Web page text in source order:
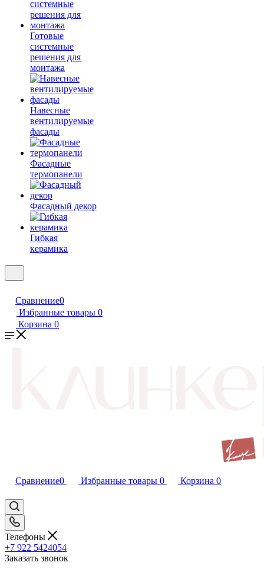
Готовые
системные
решения для
монтажа
Навесные
вентилируемые
фасады
Фасадные
термопанели
Фасадный декор
Гибкая
керамика
Сравнение0
Избранные товары 0
Корзина 0
Сравнение0 Избранные товары 0 Корзина 0
Телефоны
+7 922 5424054
Заказать звонок